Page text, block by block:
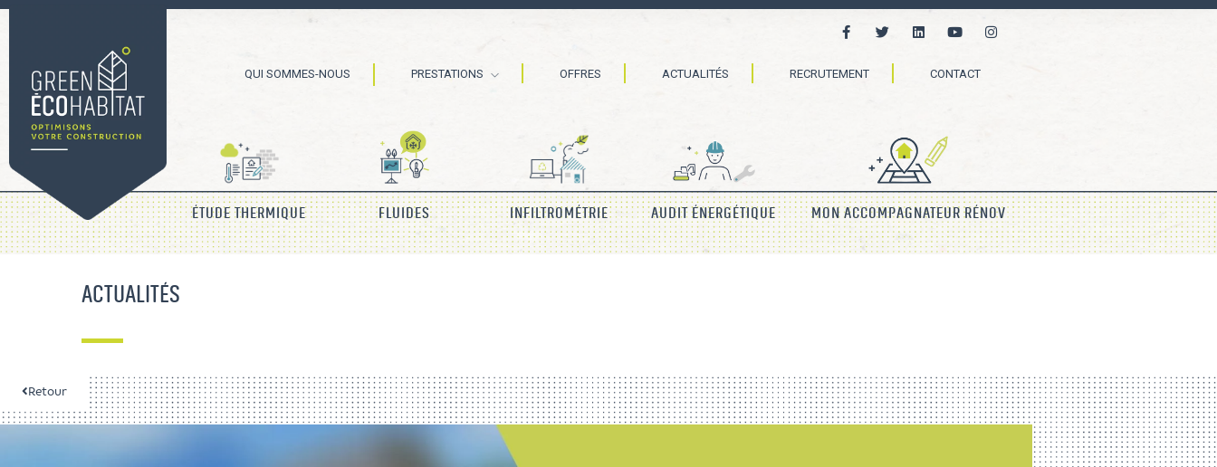
QUI SOMMES-NOUS PRESTATIONS OFFRES ACTUALITÉS RECRUTEMENT CONTACT
ÉTUDE THERMIQUE FLUIDES INFILTROMÉTRIE AUDIT ÉNERGÉTIQUE MON ACCOMPAGNATEUR RÉNOV
ACTUALITÉS
Retour